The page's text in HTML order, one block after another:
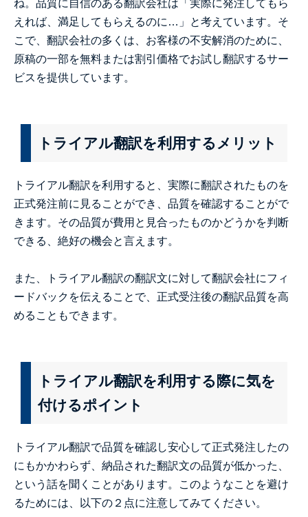
ね。品質に自信のある翻訳会社は「実際に発注してもら
えれば、満足してもらえるのに…」と考えています。そ
こで、翻訳会社の多くは、お客様の不安解消のために、
原稿の一部を無料または割引価格でお試し翻訳するサー
ビスを提供しています。
トライアル翻訳を利用するメリット
トライアル翻訳を利用すると、実際に翻訳されたものを
正式発注前に見ることができ、品質を確認することがで
きます。その品質が費用と見合ったものかどうかを判断
できる、絶好の機会と言えます。
また、トライアル翻訳の翻訳文に対して翻訳会社にフィ
ードバックを伝えることで、正式受注後の翻訳品質を高
めることもできます。
トライアル翻訳を利用する際に気を
付けるポイント
トライアル翻訳で品質を確認し安心して正式発注したの
にもかかわらず、納品された翻訳文の品質が低かった、
という話を聞くことがあります。このようなことを避け
るためには、以下の２点に注意してみてください。